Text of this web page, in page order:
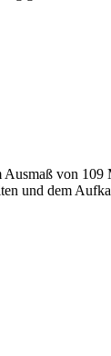
Ausmaß von
und dem